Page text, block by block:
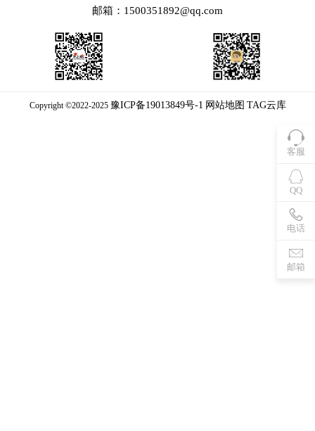
客服
QQ
电话
邮箱
邮箱：1500351892@qq.com
Copyright ©2022-2025 豫ICP备19013849号-1 网站地图 TAG云库